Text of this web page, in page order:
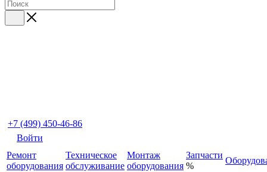
+7 (499) 450-46-86
Войти
Ремонт
оборудования
Техническое
обслуживание
Монтаж
оборудования
Запчасти
%